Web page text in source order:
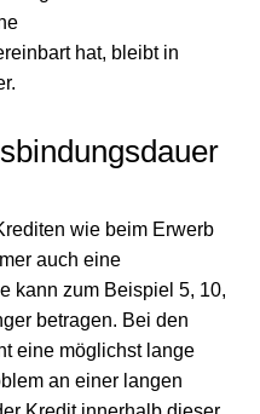
hat, bleibt in
wie beim Erwerb
auch eine
kann zum Beispiel 5, 10,
betragen. Bei den
eine möglichst lange
an einer langen